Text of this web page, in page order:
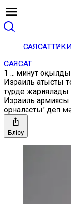
САЯСАТ
САЯСАТ
1 ... минут оқылды
Израиль атысты
түрде жариялады
Израиль
орналасты" деп
Бөлісу